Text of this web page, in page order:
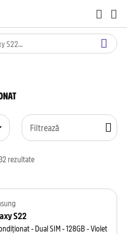
32 rezultate
Filtrează
S22
- Dual SIM - 128GB - Violet